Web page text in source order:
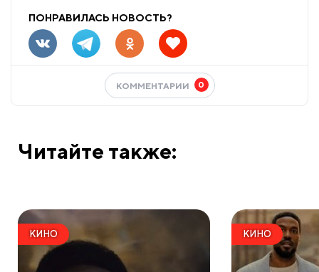
ПОНРАВИЛАСЬ НОВОСТЬ?
КОММЕНТАРИИ 0
Читайте также:
КИНО КИНО